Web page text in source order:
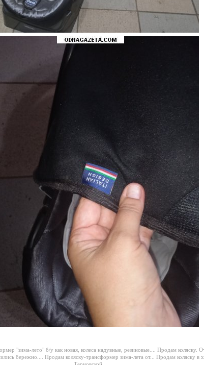
"зима-лето" б/у как новая, колеса надувные, резиновые.... Продам коляску.
бережно.... Продам коляску-трансформер зима-лета от... Продам коляску в